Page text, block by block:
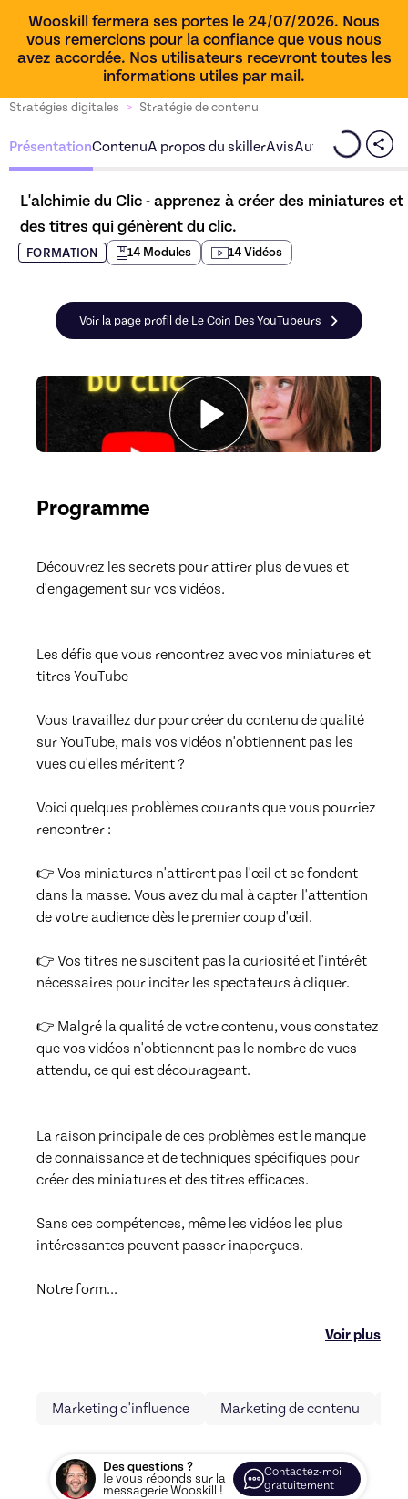
Wooskill fermera ses portes le 24/07/2026. Nous
vous remercions pour la confiance que vous nous
avez accordée. Nos utilisateurs recevront toutes les
informations utiles par mail.
Stratégies digitales > Stratégie de contenu
PrésentationContenuA propos du skillerAvisAutres offres du
L'alchimie du Clic - apprenez à créer des miniatures et
des titres qui génèrent du clic.
FORMATION 14Modules 14Vidéos
Voir la page profil de Le Coin Des YouTubeurs
Programme
Découvrez les secrets pour attirer plus de vues et
d'engagement sur vos vidéos.
Les défis que vous rencontrez avec vos miniatures et
titres YouTube
Vous travaillez dur pour créer du contenu de qualité
sur YouTube, mais vos vidéos n'obtiennent pas les
vues qu'elles méritent ?
Voici quelques problèmes courants que vous pourriez
rencontrer :
👉 Vos miniatures n'attirent pas l'œil et se fondent
dans la masse. Vous avez du mal à capter l'attention
de votre audience dès le premier coup d'œil.
👉 Vos titres ne suscitent pas la curiosité et l'intérêt
nécessaires pour inciter les spectateurs à cliquer.
👉 Malgré la qualité de votre contenu, vous constatez
que vos vidéos n'obtiennent pas le nombre de vues
attendu, ce qui est décourageant.
La raison principale de ces problèmes est le manque
de connaissance et de techniques spécifiques pour
créer des miniatures et des titres efficaces.
Sans ces compétences, même les vidéos les plus
intéressantes peuvent passer inaperçues.
Notre form...
Voir plus
Marketing d'influence Marketing de contenu
Des questions ?
Je vous réponds sur la
messagerie Wooskill !
Contactez-moi
gratuitement